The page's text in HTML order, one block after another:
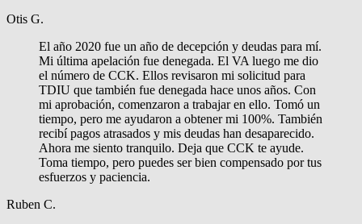
Otis G.
El año 2020 fue un año de decepción y deudas para mí.
Mi última apelación fue denegada. El VA luego me dio
el número de CCK. Ellos revisaron mi solicitud para
TDIU que también fue denegada hace unos años. Con
mi aprobación, comenzaron a trabajar en ello. Tomó un
tiempo, pero me ayudaron a obtener mi 100%. También
recibí pagos atrasados y mis deudas han desaparecido.
Ahora me siento tranquilo. Deja que CCK te ayude.
Toma tiempo, pero puedes ser bien compensado por tus
esfuerzos y paciencia.
Ruben C.